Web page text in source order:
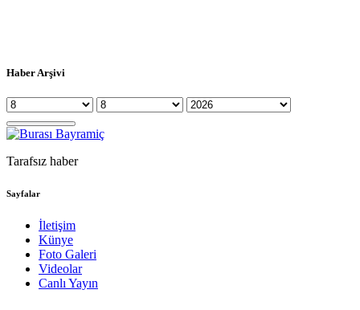
Haber Arşivi
Tarafsız haber
Sayfalar
İletişim
Künye
Foto Galeri
Videolar
Canlı Yayın